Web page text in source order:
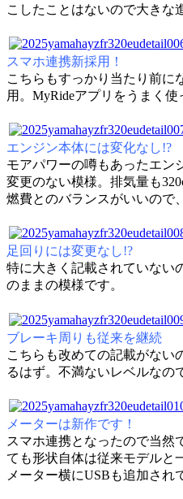
こしたことはないので大きな
スマホ連携新採用！
こちらもすっかり当たり前に
用。MyRideアプリをうまく使
エンジン本体には変化なし!?
モアパワーの噂もあったエン
変更のない模様。排気量も
燃費とのバランスがいいので
足回りには変更なし!?
特に大きく記載されていない
のままの模様です。
ブレーキ周りも従来を継続
こちらも改めての記載がない
るはず。不満ないレベルなの
メーターは新作です！
スマホ連携となったので当然
ても形状自体は従来モデルと
メーター横にUSBも追加され